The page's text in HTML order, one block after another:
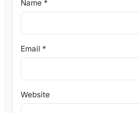
Name *
Email *
Website